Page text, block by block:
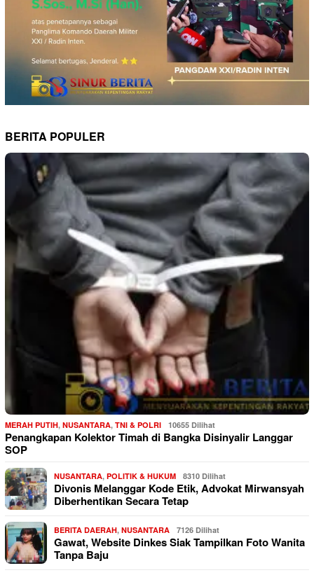
BERITA POPULER
MERAH PUTIH, NUSANTARA, TNI & POLRI 10655 Dilihat
Penangkapan Kolektor Timah di Bangka Disinyalir Langgar
SOP
NUSANTARA, POLITIK & HUKUM 8310 Dilihat
Divonis Melanggar Kode Etik, Advokat Mirwansyah
Diberhentikan Secara Tetap
BERITA DAERAH, NUSANTARA 7126 Dilihat
Gawat, Website Dinkes Siak Tampilkan Foto Wanita
Tanpa Baju